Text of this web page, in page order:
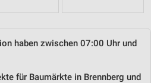
haben zwischen 07:00 Uhr und
für Baumärkte in Brennberg und